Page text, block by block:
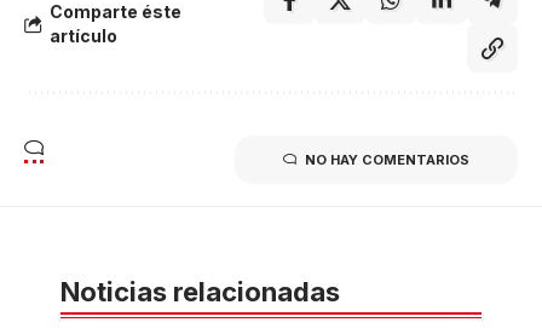
Comparte éste
artículo
NO HAY COMENTARIOS
Noticias relacionadas